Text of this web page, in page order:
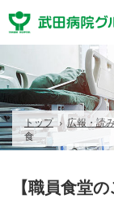
トップ 広報・読
食
【職員食堂